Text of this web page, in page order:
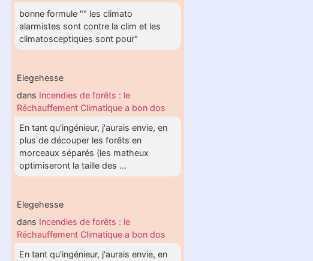
bonne formule "" les climato
alarmistes sont contre la clim et les
climatosceptiques sont pour"
Elegehesse
dans Incendies de forêts : le
Réchauffement Climatique a bon dos
En tant qu'ingénieur, j'aurais envie, en
plus de découper les forêts en
morceaux séparés (les matheux
optimiseront la taille des ...
Elegehesse
dans Incendies de forêts : le
Réchauffement Climatique a bon dos
En tant qu'ingénieur, j'aurais envie, en